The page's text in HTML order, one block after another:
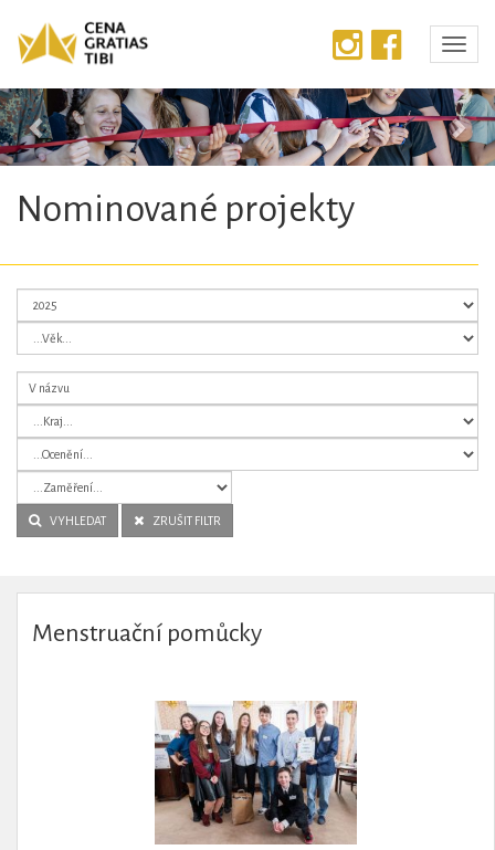
Předchozí
Nominované projekty
VYHLEDAT ZRUŠIT FILTR
Menstruační pomůcky